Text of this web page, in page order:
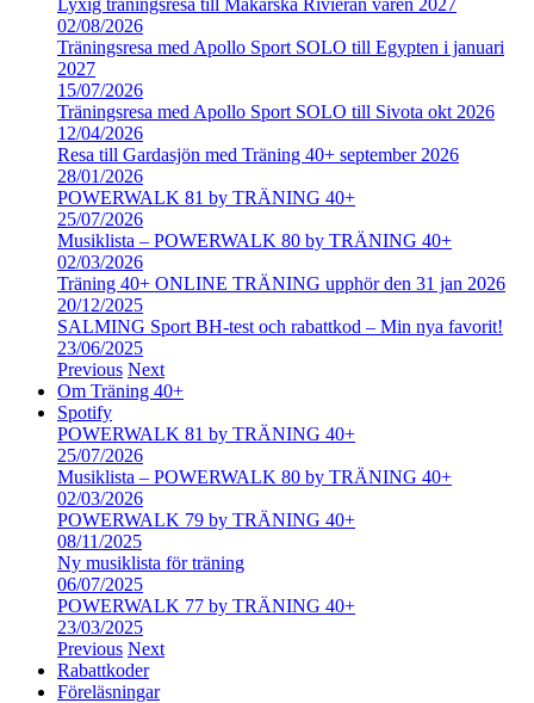
Lyxig träningsresa till Makarska Rivieran våren 2027
02/08/2026
Träningsresa med Apollo Sport SOLO till Egypten i januari
2027
15/07/2026
Träningsresa med Apollo Sport SOLO till Sivota okt 2026
12/04/2026
Resa till Gardasjön med Träning 40+ september 2026
28/01/2026
POWERWALK 81 by TRÄNING 40+
25/07/2026
Musiklista – POWERWALK 80 by TRÄNING 40+
02/03/2026
Träning 40+ ONLINE TRÄNING upphör den 31 jan 2026
20/12/2025
SALMING Sport BH-test och rabattkod – Min nya favorit!
23/06/2025
Previous Next
Om Träning 40+
Spotify
POWERWALK 81 by TRÄNING 40+
25/07/2026
Musiklista – POWERWALK 80 by TRÄNING 40+
02/03/2026
POWERWALK 79 by TRÄNING 40+
08/11/2025
Ny musiklista för träning
06/07/2025
POWERWALK 77 by TRÄNING 40+
23/03/2025
Previous Next
Rabattkoder
Föreläsningar